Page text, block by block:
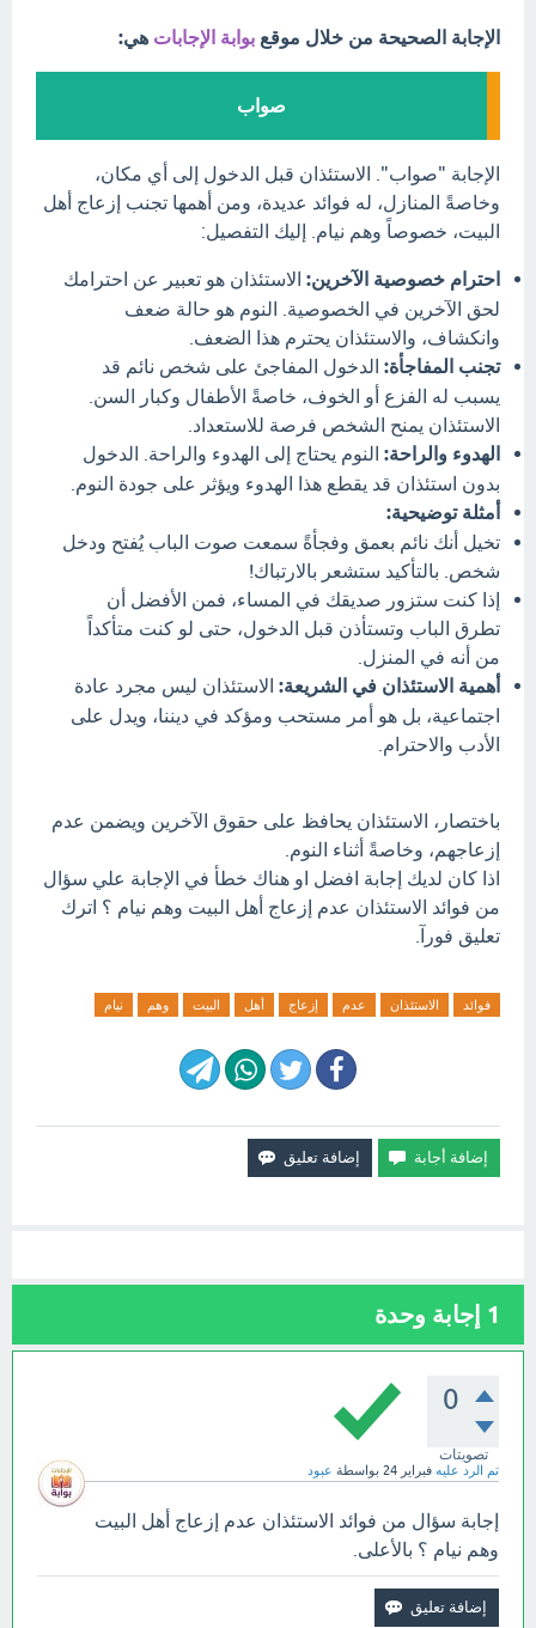
الإجابة الصحيحة من خلال موقع بوابة الإجابات هي:
صواب
الإجابة "صواب". الاستئذان قبل الدخول إلى أي مكان،
وخاصةً المنازل، له فوائد عديدة، ومن أهمها تجنب إزعاج أهل
البيت، خصوصاً وهم نيام. إليك التفصيل:
احترام خصوصية الآخرين: الاستئذان هو تعبير عن احترامك
لحق الآخرين في الخصوصية. النوم هو حالة ضعف
وانكشاف، والاستئذان يحترم هذا الضعف.
تجنب المفاجأة: الدخول المفاجئ على شخص نائم قد
يسبب له الفزع أو الخوف، خاصةً الأطفال وكبار السن.
الاستئذان يمنح الشخص فرصة للاستعداد.
الهدوء والراحة: النوم يحتاج إلى الهدوء والراحة. الدخول
بدون استئذان قد يقطع هذا الهدوء ويؤثر على جودة النوم.
أمثلة توضيحية:
تخيل أنك نائم بعمق وفجأةً سمعت صوت الباب يُفتح ودخل
شخص. بالتأكيد ستشعر بالارتباك!
إذا كنت ستزور صديقك في المساء، فمن الأفضل أن
تطرق الباب وتستأذن قبل الدخول، حتى لو كنت متأكداً
من أنه في المنزل.
أهمية الاستئذان في الشريعة: الاستئذان ليس مجرد عادة
اجتماعية، بل هو أمر مستحب ومؤكد في ديننا، ويدل على
الأدب والاحترام.
باختصار، الاستئذان يحافظ على حقوق الآخرين ويضمن عدم
إزعاجهم، وخاصةً أثناء النوم.
اذا كان لديك إجابة افضل او هناك خطأ في الإجابة علي سؤال
من فوائد الاستئذان عدم إزعاج أهل البيت وهم نيام ؟ اترك
تعليق فورآ.
فوائد الاستئذان عدم إزعاج أهل البيت وهم نيام
1 إجابة وحدة
0
تصويتات
تم الرد عليه فبراير 24 بواسطة عبود
إجابة سؤال من فوائد الاستئذان عدم إزعاج أهل البيت
وهم نيام ؟ بالأعلى.